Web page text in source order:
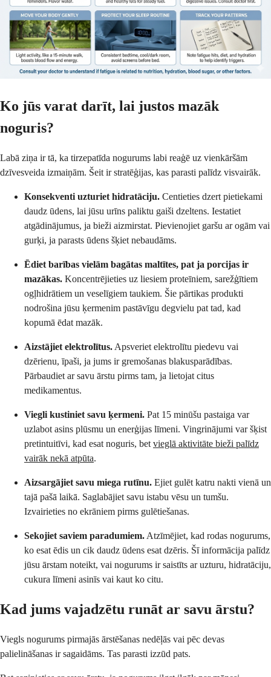
Ko jūs varat darīt, lai justos mazāk
noguris?
Labā ziņa ir tā, ka tirzepatīda nogurums labi reaģē uz vienkāršām
dzīvesveida izmaiņām. Šeit ir stratēģijas, kas parasti palīdz visvairāk.
Konsekventi uzturiet hidratāciju. Centieties dzert pietiekami
daudz ūdens, lai jūsu urīns paliktu gaiši dzeltens. Iestatiet
atgādinājumus, ja bieži aizmirstat. Pievienojiet garšu ar ogām vai
gurķi, ja parasts ūdens šķiet nebaudāms.
Ēdiet barības vielām bagātas maltītes, pat ja porcijas ir
mazākas. Koncentrējieties uz liesiem proteīniem, sarežģītiem
ogļhidrātiem un veselīgiem taukiem. Šie pārtikas produkti
nodrošina jūsu ķermenim pastāvīgu degvielu pat tad, kad
kopumā ēdat mazāk.
Aizstājiet elektrolītus. Apsveriet elektrolītu piedevu vai
dzērienu, īpaši, ja jums ir gremošanas blakusparādības.
Pārbaudiet ar savu ārstu pirms tam, ja lietojat citus
medikamentus.
Viegli kustiniet savu ķermeni. Pat 15 minūšu pastaiga var
uzlabot asins plūsmu un enerģijas līmeni. Vingrinājumi var šķist
pretintuitīvi, kad esat noguris, bet vieglā aktivitāte bieži palīdz
vairāk nekā atpūta.
Aizsargājiet savu miega rutīnu. Ejiet gulēt katru nakti vienā un
tajā pašā laikā. Saglabājiet savu istabu vēsu un tumšu.
Izvairieties no ekrāniem pirms gulētiešanas.
Sekojiet saviem paradumiem. Atzīmējiet, kad rodas nogurums,
ko esat ēdis un cik daudz ūdens esat dzēris. Šī informācija palīdz
jūsu ārstam noteikt, vai nogurums ir saistīts ar uzturu, hidratāciju,
cukura līmeni asinīs vai kaut ko citu.
Kad jums vajadzētu runāt ar savu ārstu?
Viegls nogurums pirmajās ārstēšanas nedēļās vai pēc devas
palielināšanas ir sagaidāms. Tas parasti izzūd pats.